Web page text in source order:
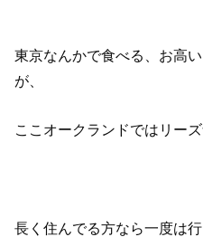
東京なんかで食べる、お高
が、
ここオークランドではリー
長く住んでる方なら一度は